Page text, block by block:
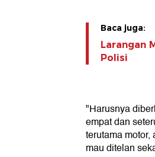
Baca juga:
Larangan
Polisi
"Harusnya
empat dan
terutama
mau ditelan